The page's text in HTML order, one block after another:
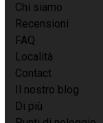
Chi siamo
Recensioni
FAQ
Località
Contact
Il nostro blog
Di più